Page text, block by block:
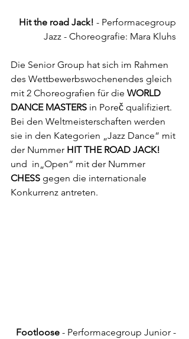
Hit the road Jack! - Performacegroup
Jazz - Choreografie: Mara Kluhs
Die Senior Group hat sich im Rahmen
des Wettbewerbswochenendes gleich
mit 2 Choreografien für die WORLD
DANCE MASTERS in Poreč qualifiziert.
Bei den Weltmeisterschaften werden
sie in den Kategorien „Jazz Dance“ mit
der Nummer HIT THE ROAD JACK!
und  in„Open“ mit der Nummer
CHESS gegen die internationale
Konkurrenz antreten.
Footloose - Performacegroup Junior -